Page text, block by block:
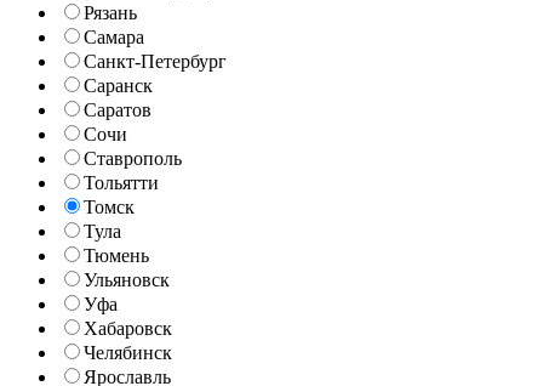
Рязань
Самара
Санкт-Петербург
Саранск
Саратов
Сочи
Ставрополь
Тольятти
Томск
Тула
Тюмень
Ульяновск
Уфа
Хабаровск
Челябинск
Ярославль